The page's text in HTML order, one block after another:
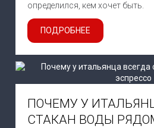
определился, кем хочет быть.
ПОДРОБНЕЕ
ПОЧЕМУ У
СТАКАН ВОДЫ